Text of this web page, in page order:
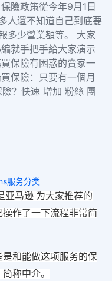
險政策從今年9月1日
人還不知道自己到底要
多少營業額等。 大家
就手把手給大家演示
保險有困惑的賣家一
保險：只要有一個月
？快速 增加 粉絲 團
服务分类
亚马逊 为大家推荐的
作了一下流程非常简
和能做这项服务的保
称中介。